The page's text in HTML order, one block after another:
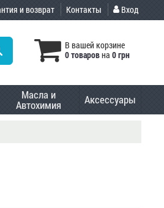
и возврат Контакты Вход
В вашей корзине
0 товаровна 0 грн
Масла и
Автохимия Аксессуары